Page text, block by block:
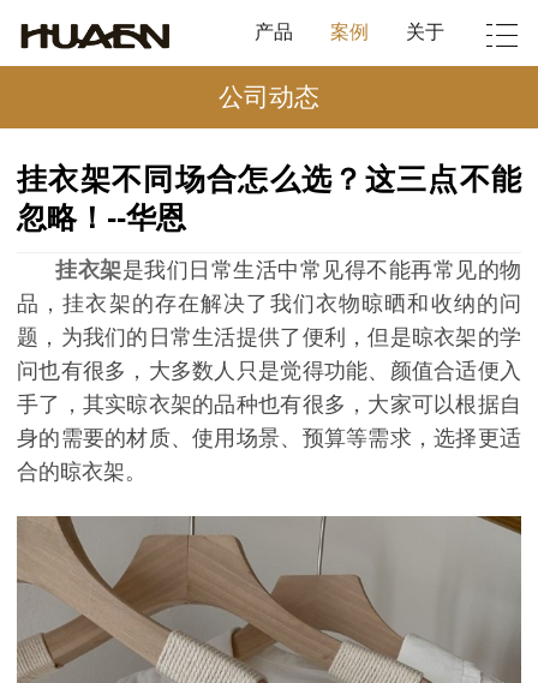
产品 案例 关于
公司动态
挂衣架不同场合怎么选？这三点不能
忽略！--华恩
挂衣架是我们日常生活中常见得不能再常见的物
品，挂衣架的存在解决了我们衣物晾晒和收纳的问
题，为我们的日常生活提供了便利，但是晾衣架的学
问也有很多，大多数人只是觉得功能、颜值合适便入
手了，其实晾衣架的品种也有很多，大家可以根据自
身的需要的材质、使用场景、预算等需求，选择更适
合的晾衣架。